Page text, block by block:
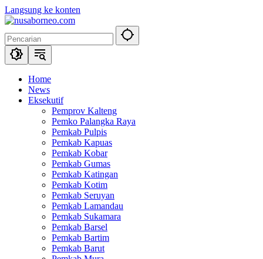
Langsung ke konten
Home
News
Eksekutif
Pemprov Kalteng
Pemko Palangka Raya
Pemkab Pulpis
Pemkab Kapuas
Pemkab Kobar
Pemkab Gumas
Pemkab Katingan
Pemkab Kotim
Pemkab Seruyan
Pemkab Lamandau
Pemkab Sukamara
Pemkab Barsel
Pemkab Bartim
Pemkab Barut